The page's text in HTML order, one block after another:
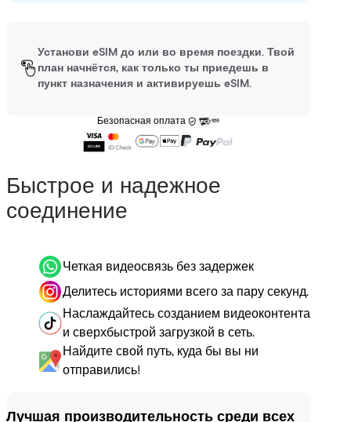
Установи eSIM до или во время поездки. Твой
план начнётся, как только ты приедешь в
пункт назначения и активируешь eSIM.
Безопасная оплата
Быстрое и надежное
соединение
Четкая видеосвязь без задержек
Делитесь историями всего за пару секунд.
Наслаждайтесь созданием видеоконтента
и сверхбыстрой загрузкой в сеть.
Найдите свой путь, куда бы вы ни
отправились!
Лучшая производительность среди всех